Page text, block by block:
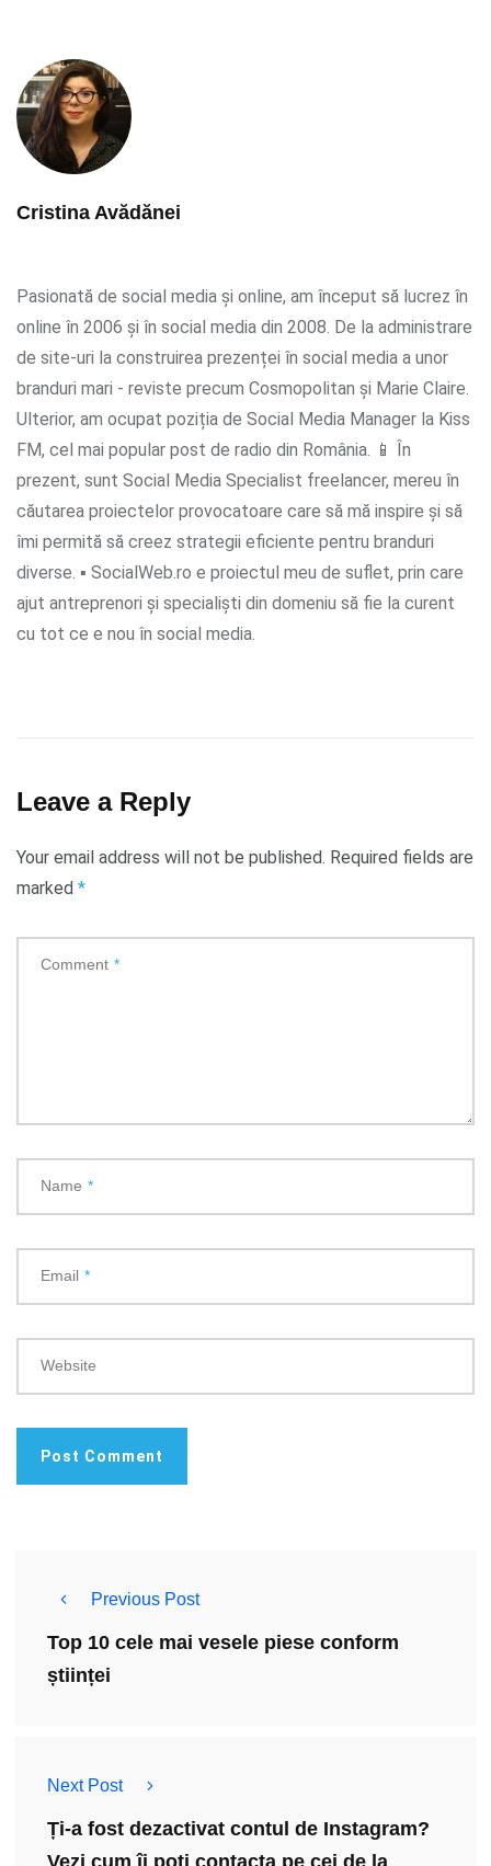
Cristina Avădănei
Pasionată de social media și online, am început să lucrez în
online în 2006 și în social media din 2008. De la administrare
de site-uri la construirea prezenței în social media a unor
branduri mari - reviste precum Cosmopolitan și Marie Claire.
Ulterior, am ocupat poziția de Social Media Manager la Kiss
FM, cel mai popular post de radio din România. 📱 În
prezent, sunt Social Media Specialist freelancer, mereu în
căutarea proiectelor provocatoare care să mă inspire și să
îmi permită să creez strategii eficiente pentru branduri
diverse. ▪ SocialWeb.ro e proiectul meu de suflet, prin care
ajut antreprenori și specialiști din domeniu să fie la curent
cu tot ce e nou în social media.
Leave a Reply
Your email address will not be published. Required fields are
marked *
Comment *
Name *
Email *
Website
Previous Post
Top 10 cele mai vesele piese conform
științei
Next Post
Ți-a fost dezactivat contul de Instagram?